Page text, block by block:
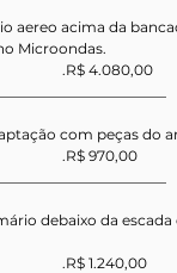
aereo acima da
Microondas.
.R$ 4.080,00
com peças do
.R$ 970,00
debaixo da
.R$ 1.240,00